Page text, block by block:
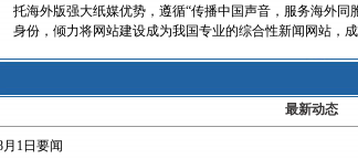
托海外版强大纸媒优势，遵循“传播中国声音，服务海外
身份，倾力将网站建设成为我国专业的综合性新闻网站，
最新动态
1日要闻